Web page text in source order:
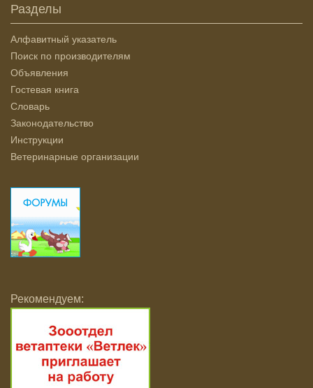
Разделы
Алфавитный указатель
Поиск по производителям
Объявления
Гостевая книга
Словарь
Законодательство
Инструкции
Ветеринарные организации
Рекомендуем: